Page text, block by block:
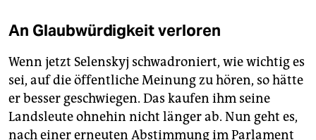
An Glaubwürdigkeit verloren
Wenn jetzt Selenskyj schwadroniert, wie wichtig es
sei, auf die öffentliche Meinung zu hören, so hätte
er besser geschwiegen. Das kaufen ihm seine
Landsleute ohnehin nicht länger ab. Nun geht es,
nach einer erneuten Abstimmung im Parlament